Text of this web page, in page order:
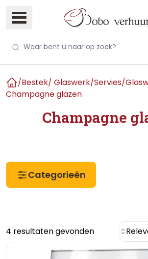
Home
/Bestek/ Glaswerk/Servies/
Champagne glazen
Champagne
Categorieën
4 resultaten gevonden